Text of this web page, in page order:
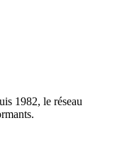
1982, le réseau